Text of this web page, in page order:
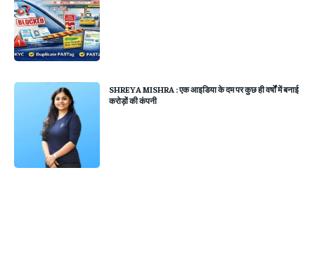
SHREYA MISHRA : एक आइडिया के दम पर कुछ ही वर्षों में बनाई
करोड़ों की कंपनी